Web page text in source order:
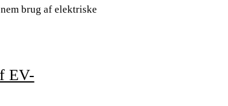
brug af elektriske
EV-